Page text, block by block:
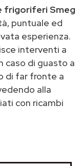
frigoriferi Smeg
puntuale ed
esperienza.
interventi a
caso di guasto a
di far fronte a
alla
con ricambi